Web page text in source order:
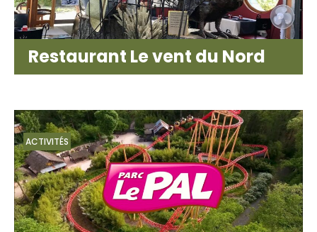
Restaurant Le vent du Nord
ACTIVITÉS